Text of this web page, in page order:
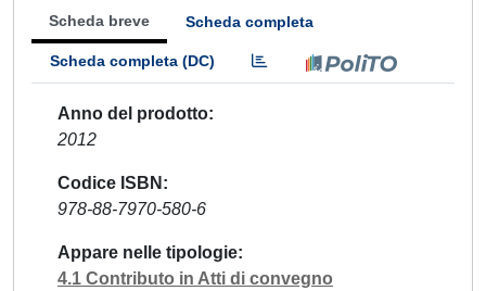
Scheda breve Scheda completa
Scheda completa (DC)
Anno del prodotto
2012
Codice ISBN
978-88-7970-580-6
Appare nelle tipologie
4.1 Contributo in Atti di convegno